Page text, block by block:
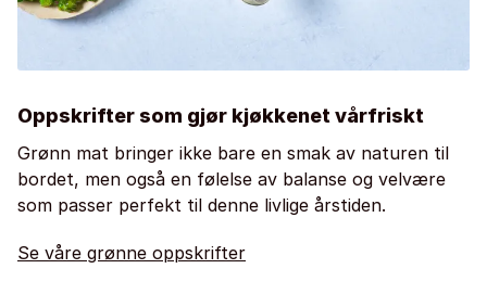
Oppskrifter som gjør kjøkkenet vårfriskt
Grønn mat bringer ikke bare en smak av naturen til
bordet, men også en følelse av balanse og velvære
som passer perfekt til denne livlige årstiden.
Se våre grønne oppskrifter